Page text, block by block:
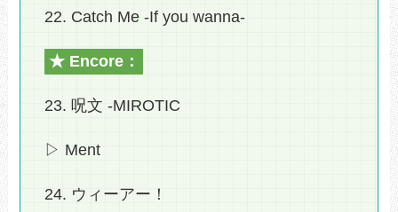
22. Catch Me -If you wanna-
★ Encore：
23. 呪文 -MIROTIC
▷ Ment
24. ウィーアー！